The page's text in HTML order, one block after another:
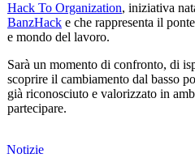
Hack To Organization, iniziativa
BanzHack e che rappresenta il
e mondo del lavoro.
Sarà un momento di confronto, di
scoprire il cambiamento dal basso
già riconosciuto e valorizzato in
partecipare.
Notizie